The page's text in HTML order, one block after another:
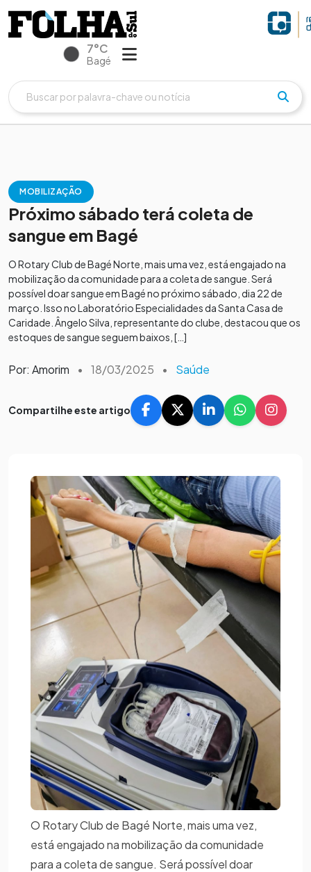
7°C
Bagé
MOBILIZAÇÃO
Próximo sábado terá coleta de
sangue em Bagé
O Rotary Club de Bagé Norte, mais uma vez, está engajado na
mobilização da comunidade para a coleta de sangue. Será
possível doar sangue em Bagé no próximo sábado, dia 22 de
março. Isso no Laboratório Especialidades da Santa Casa de
Caridade. Ângelo Silva, representante do clube, destacou que os
estoques de sangue seguem baixos, […]
Por: Amorim • 18/03/2025 • Saúde
Compartilhe este artigo
O Rotary Club de Bagé Norte, mais uma vez,
está engajado na mobilização da comunidade
para a coleta de sangue. Será possível doar